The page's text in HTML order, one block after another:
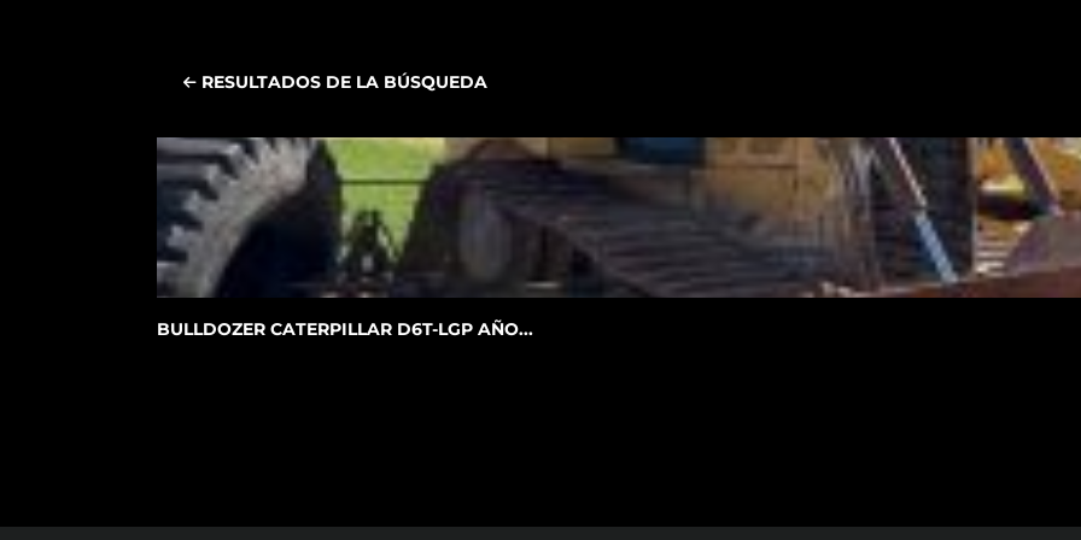
RESULTADOS DE LA BÚSQUEDA
BULLDOZER CATERPILLAR D6T-LGP AÑO...